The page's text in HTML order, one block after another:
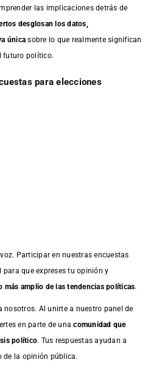
las implicaciones detrás de
desglosan los datos,
única sobre lo que realmente significan
futuro político.
para elecciones
Participar en nuestras encuestas
que expreses tu opinión y
más amplio de las tendencias políticas.
nosotros. Al unirte a nuestro panel de
en parte de unacomunidad que
político. Tus respuestas ayudan a
de la opinión pública.